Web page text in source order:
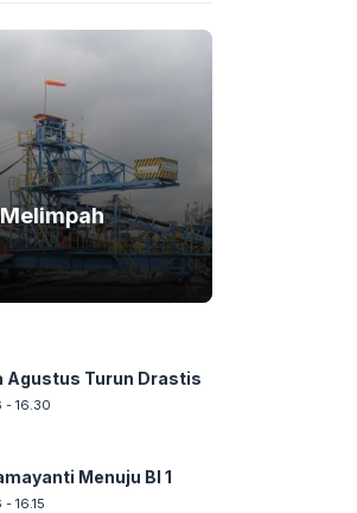
Agustus Turun Drastis
16.30
Menuju BI 1
16.15